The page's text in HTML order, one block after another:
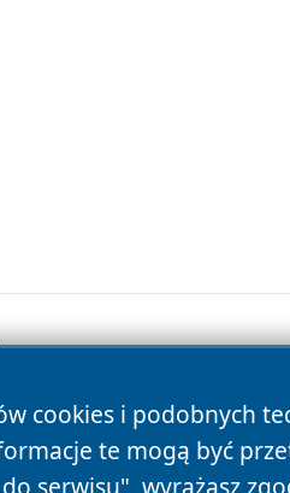
cookies i podobnych
te mogą być
serwisu", wyrażasz